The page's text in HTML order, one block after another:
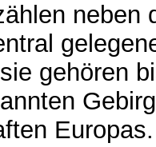
neben
gehören
Europas.